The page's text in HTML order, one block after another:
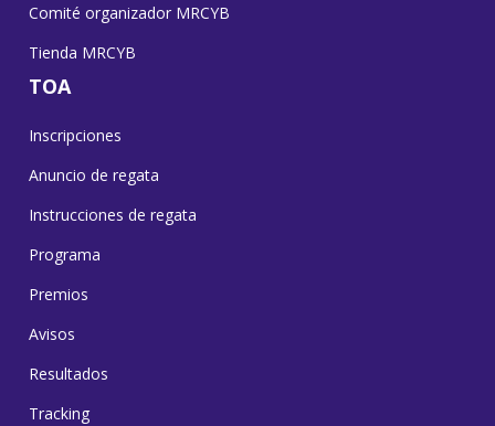
Comité organizador MRCYB
Tienda MRCYB
TOA
Inscripciones
Anuncio de regata
Instrucciones de regata
Programa
Premios
Avisos
Resultados
Tracking